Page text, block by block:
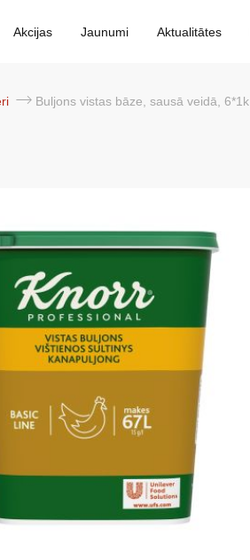
Akcijas Jaunumi Aktualitātes
Buljons vistas bāze, sausā veidā, 6*1kg, Knorr Professional